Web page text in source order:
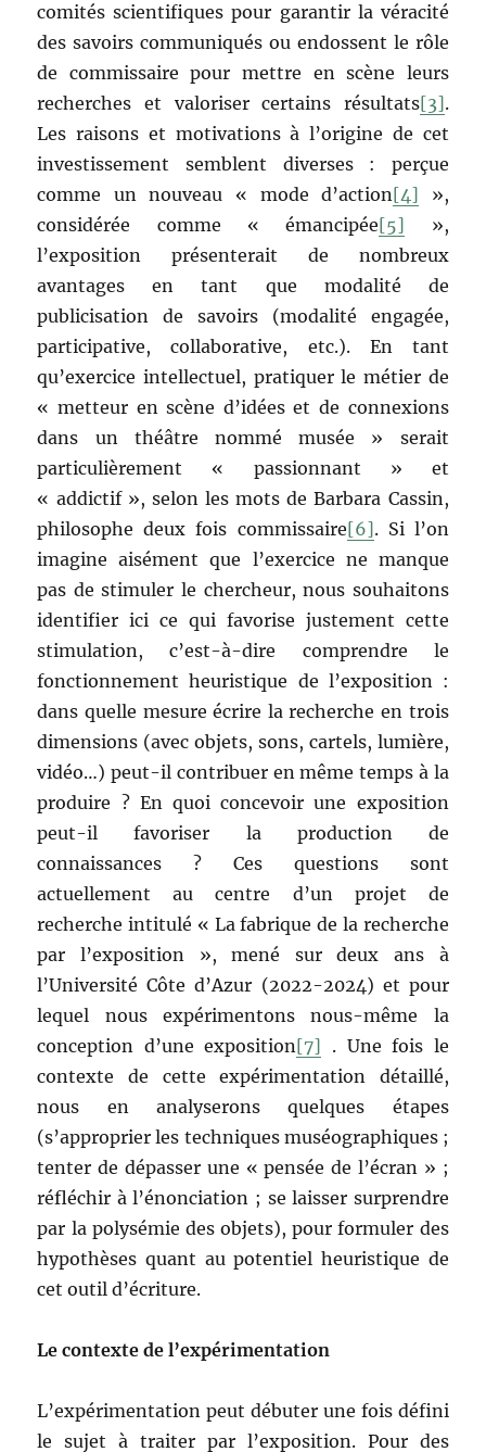
comités scientifiques pour garantir la véracité
des savoirs communiqués ou endossent le rôle
de commissaire pour mettre en scène leurs
recherches et valoriser certains résultats[3].
Les raisons et motivations à l’origine de cet
investissement semblent diverses : perçue
comme un nouveau « mode d’action[4] »,
considérée comme « émancipée[5] »,
l’exposition présenterait de nombreux
avantages en tant que modalité de
publicisation de savoirs (modalité engagée,
participative, collaborative, etc.). En tant
qu’exercice intellectuel, pratiquer le métier de
« metteur en scène d’idées et de connexions
dans un théâtre nommé musée » serait
particulièrement « passionnant » et
« addictif », selon les mots de Barbara Cassin,
philosophe deux fois commissaire[6]. Si l’on
imagine aisément que l’exercice ne manque
pas de stimuler le chercheur, nous souhaitons
identifier ici ce qui favorise justement cette
stimulation, c’est-à-dire comprendre le
fonctionnement heuristique de l’exposition :
dans quelle mesure écrire la recherche en trois
dimensions (avec objets, sons, cartels, lumière,
vidéo…) peut-il contribuer en même temps à la
produire ? En quoi concevoir une exposition
peut-il favoriser la production de
connaissances ? Ces questions sont
actuellement au centre d’un projet de
recherche intitulé « La fabrique de la recherche
par l’exposition », mené sur deux ans à
l’Université Côte d’Azur (2022-2024) et pour
lequel nous expérimentons nous-même la
conception d’une exposition[7] . Une fois le
contexte de cette expérimentation détaillé,
nous en analyserons quelques étapes
(s’approprier les techniques muséographiques ;
tenter de dépasser une « pensée de l’écran » ;
réfléchir à l’énonciation ; se laisser surprendre
par la polysémie des objets), pour formuler des
hypothèses quant au potentiel heuristique de
cet outil d’écriture.
Le contexte de l’expérimentation
L’expérimentation peut débuter une fois défini
le sujet à traiter par l’exposition. Pour des